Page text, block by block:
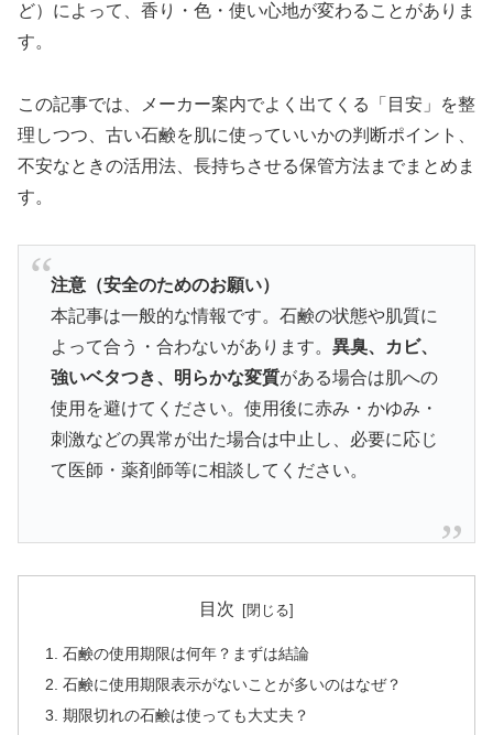
ど）によって、香り・色・使い心地が変わることがありま
す。
この記事では、メーカー案内でよく出てくる「目安」を整
理しつつ、古い石鹸を肌に使っていいかの判断ポイント、
不安なときの活用法、長持ちさせる保管方法までまとめま
す。
注意（安全のためのお願い）
本記事は一般的な情報です。石鹸の状態や肌質に
よって合う・合わないがあります。 異臭、カビ、
強いベタつき、明らかな変質がある場合は肌への
使用を避けてください。使用後に赤み・かゆみ・
刺激などの異常が出た場合は中止し、必要に応じ
て医師・薬剤師等に相談してください。
目次
石鹸の使用期限は何年？まずは結論
石鹸に使用期限表示がないことが多いのはなぜ？
期限切れの石鹸は使っても大丈夫？